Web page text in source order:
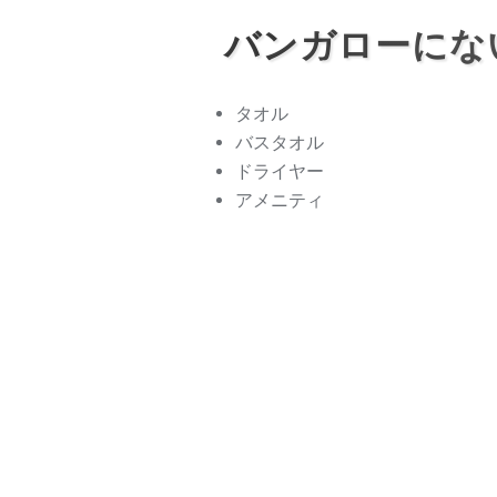
バンガローに
タオル
バスタオル
ドライヤー
アメニティ